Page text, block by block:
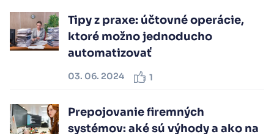
Tipy z praxe: účtovné operácie,
ktoré možno jednoducho
automatizovať
03. 06. 2024 1
Prepojovanie firemných
systémov: aké sú výhody a ako na